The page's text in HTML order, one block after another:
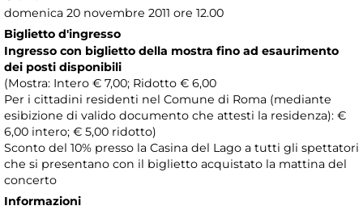
domenica 20 novembre 2011 ore 12.00
Biglietto d'ingresso
Ingresso con biglietto della mostra fino ad esaurimento
dei posti disponibili
(Mostra: Intero € 7,00; Ridotto € 6,00
Per i cittadini residenti nel Comune di Roma (mediante
esibizione di valido documento che attesti la residenza): €
6,00 intero; € 5,00 ridotto)
Sconto del 10% presso la Casina del Lago a tutti gli spettatori
che si presentano con il biglietto acquistato la mattina del
concerto
Informazioni